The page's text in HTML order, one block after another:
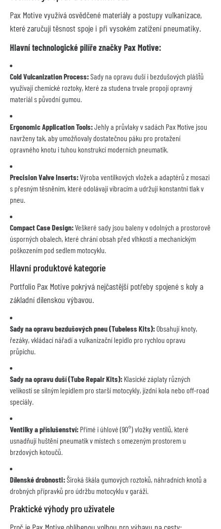
Pax Motive využívá osvědčené materiály a postupy vulkanizace,
které zaručují těsnost spoje i při vysokém zatížení pneumatiky.
Hlavní technologické pilíře značky Pax Motive:
Cold Vulcanization Process:Sady na opravu duší i bezdušových plášťů
využívají chemické roztoky, které za studena trvale propojí opravný
materiál s původní gumou.
Ergonomic Application Tools:Jehly a průvlaky v sadách Pax Motive jsou
navrženy tak, aby umožňovaly dostatečnou páku pro protažení
opravného knotu i tuhou konstrukcí moderních pneumatik.
Precision Valve Inserts:Výroba ventilkových vložek a adaptérů z mosazi
s přesným těsněním, které odolávají vibracím a udržují konstantní tlak v
pneu.
Compact Case Design:Veškeré sady jsou baleny v odolných a prostorově
úsporných obalech, které chrání obsah před vlhkostí a mechanickým
poškozením pod sedlem motocyklu.
Hlavní produktové kategorie
Portfolio Pax Motive pokrývá nejčastější potřeby spojené s koly a
základní dílenskou výbavou.
Sady na opravu bezdušových pneu (Tubeless Kits):Obsahují knoty,
řezáky, vkládací nářadí a vulkanizační lepidlo pro rychlou opravu
průpichu.
Sady na opravu duší (Tube Repair Kits): Klasické záplaty různých
velikostí se silným lepidlem pro starší motocykly, jízdní kola nebo off-road
speciály.
Ventilky a příslušenství: Přímé i úhlové (90°) vložky ventilů, které
usnadňují huštění pneumatik v místech s omezeným prostorem u
brzdových kotoučů.
Dílenské drobnosti:Široká škála gumových roztoků, náhradních knotů a
drobných přípravků pro údržbu motocyklu v garáži.
Praktické výhody pro uživatele